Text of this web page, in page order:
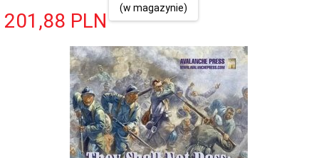
201,88 PLN
(w magazynie)